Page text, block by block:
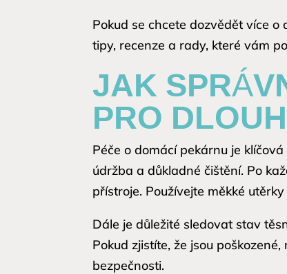
Pokud se chcete dozvědět více
tipy, recenze a rady, které vám
JAK
PRO
Péče o domácí pekárnu je
údržba a důkladné čištění. Po
přístroje. Používejte měkké
Dále je důležité sledovat stav
Pokud zjistíte, že jsou
bezpečnosti.